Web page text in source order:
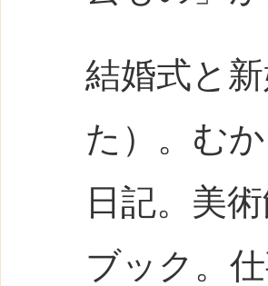
結婚式と
た）。む
日記。美
ブック。